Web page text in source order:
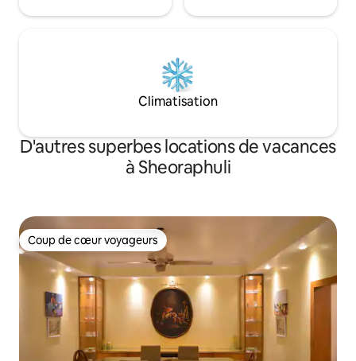
Climatisation
D'autres superbes locations de vacances
à Sheoraphuli
Coup de cœur voyageurs
Coup de cœur voyageurs